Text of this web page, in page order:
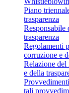
Piano
trasparenza
Responsabile
trasparenza
Regolamenti
corruzione e
Relazione del
e della
tali